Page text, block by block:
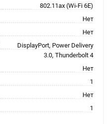
802.11ax (Wi-Fi 6E)
Нет
Нет
DisplayPort, Power Delivery
3.0, Thunderbolt 4
Нет
1
Нет
1